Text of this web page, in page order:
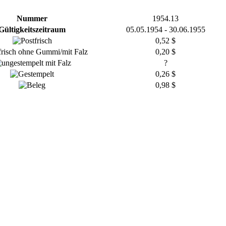
Nummer
1954.13
05.05.1954 - 30.06.1955
0,52 $
0,20 $
?
0,26 $
0,98 $